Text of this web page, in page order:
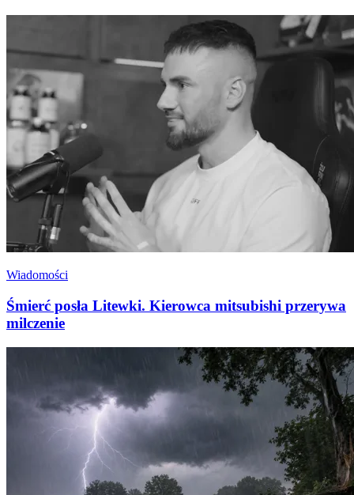
Wiadomości
Śmierć posła Litewki. Kierowca mitsubishi przerywa
milczenie